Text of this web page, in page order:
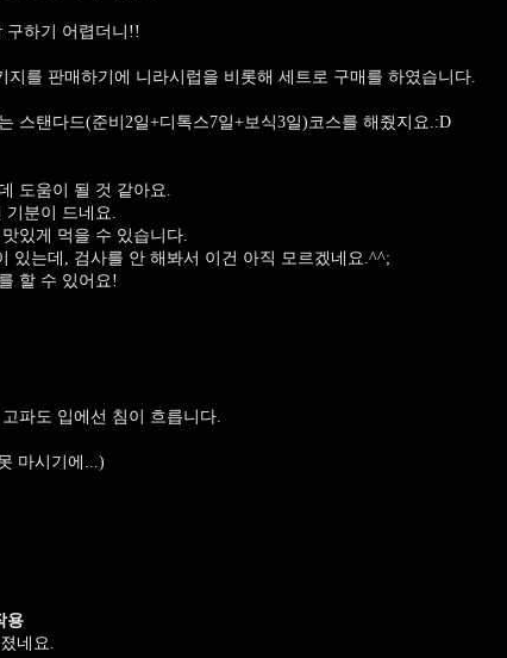
구하기 어렵더니!!
지를 판매하기에 니라시럽을 비롯해 세트로 구매를 하였습니다.
스탠다드(준비2일+디톡스7일+보식3일)코스를 해줬지요.:D
도움이 될 것 같아요.
기분이 드네요.
있게 먹을 수 있습니다.
있는데, 검사를 안 해봐서 이건 아직 모르겠네요.^^;
할 수 있어요!
파도 입에선 침이 흐릅니다.
마시기에...)
용
네요.